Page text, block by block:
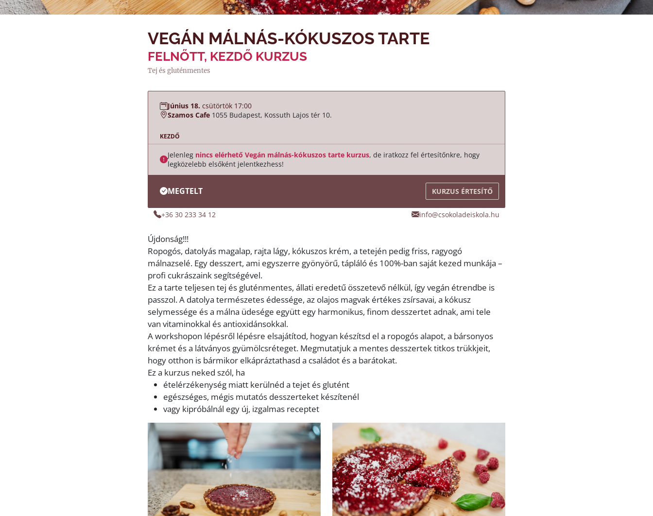
VEGÁN MÁLNÁS-KÓKUSZOS TARTE
FELNŐTT, KEZDŐ KURZUS
Tej és gluténmentes
Június 18. csütörtök 17:00
Szamos Cafe 1055 Budapest, Kossuth Lajos tér 10.
KEZDŐ
Jelenleg nincs elérhető Vegán málnás-kókuszos tarte kurzus, de iratkozz fel értesítőnkre, hogy
legközelebb elsőként jelentkezhess!
MEGTELT KURZUS ÉRTESÍTŐ
+36 30 233 34 12 info@csokoladeiskola.hu
Újdonság!!!
Ropogós, datolyás magalap, rajta lágy, kókuszos krém, a tetején pedig friss, ragyogó
málnazselé. Egy desszert, ami egyszerre gyönyörű, tápláló és 100%-ban saját kezed munkája –
profi cukrászaink segítségével.
Ez a tarte teljesen tej és gluténmentes, állati eredetű összetevő nélkül, így vegán étrendbe is
passzol. A datolya természetes édessége, az olajos magvak értékes zsírsavai, a kókusz
selymessége és a málna üdesége együtt egy harmonikus, finom desszertet adnak, ami tele
van vitaminokkal és antioxidánsokkal.
A workshopon lépésről lépésre elsajátítod, hogyan készítsd el a ropogós alapot, a bársonyos
krémet és a látványos gyümölcsréteget. Megmutatjuk a mentes desszertek titkos trükkjeit,
hogy otthon is bármikor elkápráztathasd a családot és a barátokat.
Ez a kurzus neked szól, ha
ételérzékenység miatt kerülnéd a tejet és glutént
egészséges, mégis mutatós desszerteket készítenél
vagy kipróbálnál egy új, izgalmas receptet